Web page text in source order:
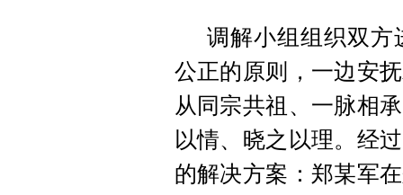
调解小组组织双方
公正的原则，一边安
从同宗共祖、一脉相
以情、晓之以理。经
的解决方案：郑某军